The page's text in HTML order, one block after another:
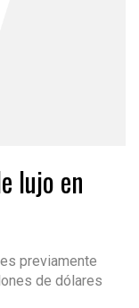
lujo en
previamente
de dólares